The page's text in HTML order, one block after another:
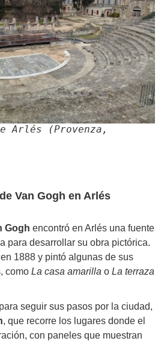
Arlés (Provenza,
Van Gogh en Arlés
Gogh encontró en Arlés una fuente
para desarrollar su obra pictórica.
1888 y pintó algunas de sus
como La casa amarilla o La terraza
seguir sus pasos por la ciudad,
, que recorre los lugares donde el
con paneles que muestran